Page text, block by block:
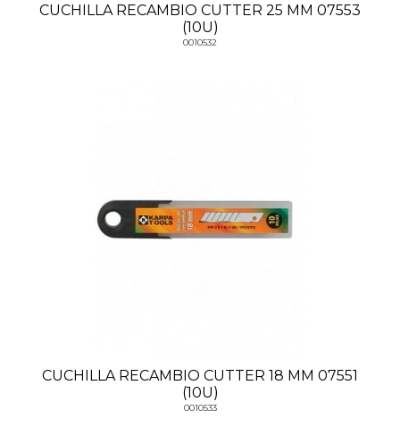
CUCHILLA RECAMBIO CUTTER 25 MM 07553
(10U)
0010532
CUCHILLA RECAMBIO CUTTER 18 MM 07551
(10U)
0010533